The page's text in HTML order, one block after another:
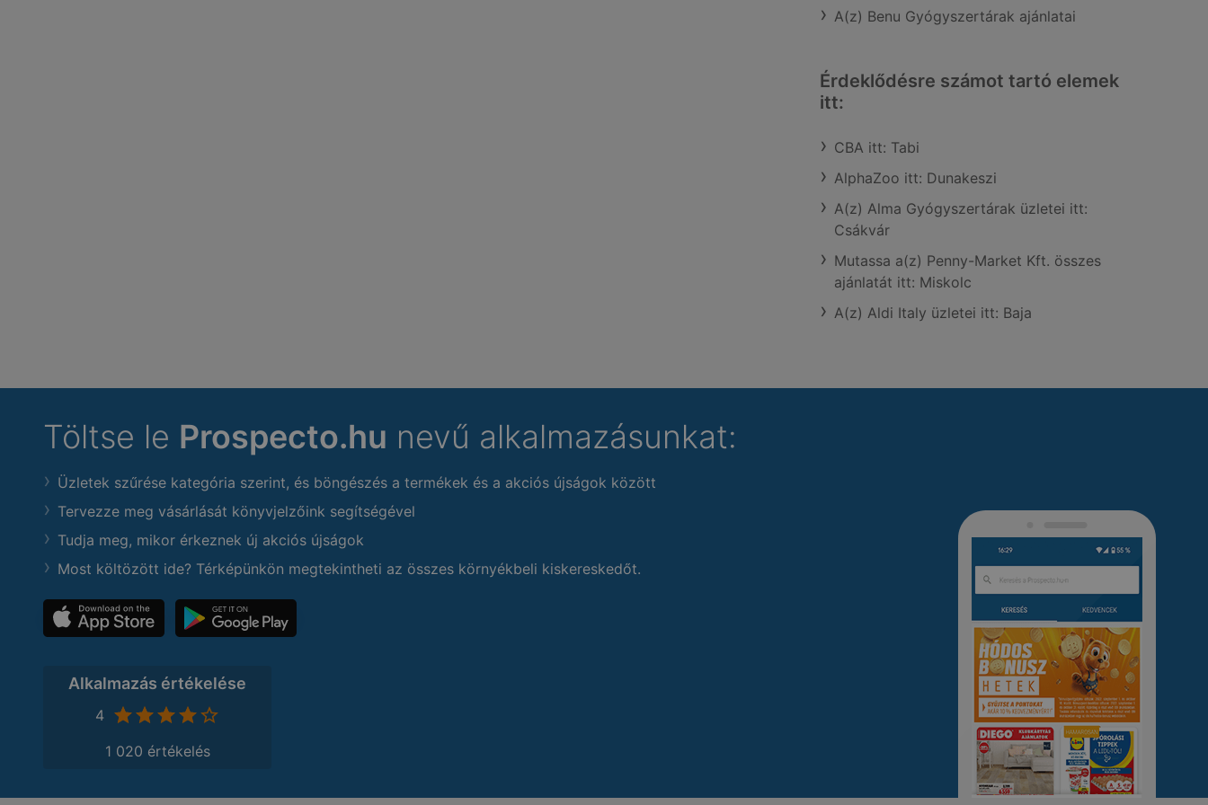
A(z) Benu Gyógyszertárak ajánlatai
Érdeklődésre számot tartó elemek
itt:
CBA itt: Tabi
AlphaZoo itt: Dunakeszi
A(z) Alma Gyógyszertárak üzletei itt:
Csákvár
Mutassa a(z) Penny-Market Kft. összes
ajánlatát itt: Miskolc
A(z) Aldi Italy üzletei itt: Baja
Töltse le Prospecto.hu nevű alkalmazásunkat:
Üzletek szűrése kategória szerint, és böngészés a termékek és a akciós újságok között
Tervezze meg vásárlását könyvjelzőink segítségével
Tudja meg, mikor érkeznek új akciós újságok
Most költözött ide? Térképünkön megtekintheti az összes környékbeli kiskereskedőt.
Alkalmazás értékelése
4
1 020 értékelés